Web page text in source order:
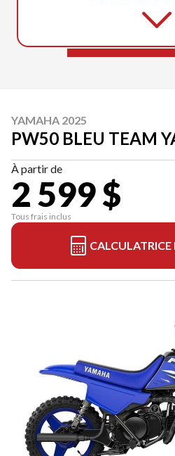
YAMAHA 2025
PW50 BLEU TEAM
À partir de
2 599 $
Tous frais inclus
CALCULATRICE